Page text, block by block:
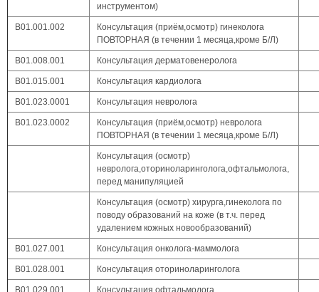
инструментом)
В01.001.002
Консультация (приём,осмотр) гинеколога
ПОВТОРНАЯ (в течении 1 месяца,кроме Б/Л)
В01.008.001 Консультация дерматовенеролога
В01.015.001 Консультация кардиолога
В01.023.0001 Консультация невролога
В01.023.0002
Консультация (приём,осмотр) невролога
ПОВТОРНАЯ (в течении 1 месяца,кроме Б/Л)
Консультация (осмотр)
невролога,оториноларинголога,офтальмолога,
перед манипуляцией
Консультация (осмотр) хирурга,гинеколога по
поводу образований на коже (в т.ч. перед
удалением кожных новообразований)
В01.027.001 Консультация онколога-маммолога
В01.028.001 Консультация оториноларинголога
В01.029.001 Консультация офтальмолога